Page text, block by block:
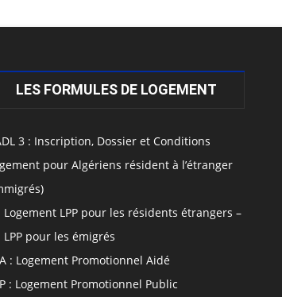
LES FORMULES DE LOGEMENT
3 : Inscription, Dossier et Conditions
pour Algériens résident à l’étranger
Logement LPP pour les résidents étrangers –
LPP pour les émigrés
: Logement Promotionnel Aidé
: Logement Promotionnel Public